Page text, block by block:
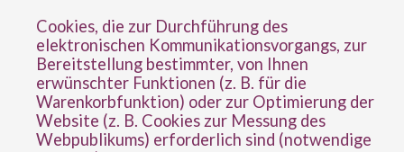
Cookies, die zur Durchführung des
elektronischen Kommunikationsvorgangs, zur
Bereitstellung bestimmter, von Ihnen
erwünschter Funktionen (z. B. für die
Warenkorbfunktion) oder zur Optimierung der
Website (z. B. Cookies zur Messung des
Webpublikums) erforderlich sind (notwendige